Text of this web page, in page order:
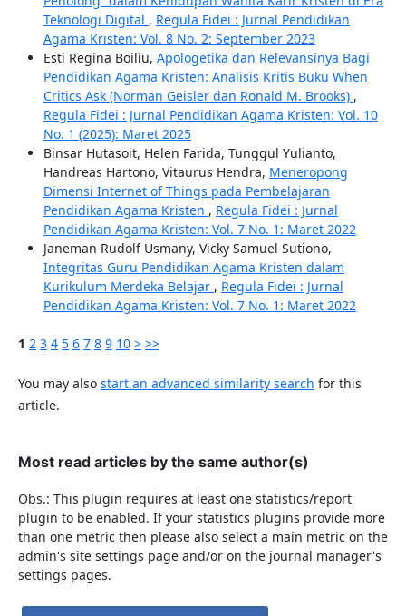
Teknologi Digital , Regula Fidei : Jurnal Pendidikan
Agama Kristen: Vol. 8 No. 2: September 2023
Esti Regina Boiliu, Apologetika dan Relevansinya Bagi
Pendidikan Agama Kristen: Analisis Kritis Buku When
Critics Ask (Norman Geisler dan Ronald M. Brooks) ,
Regula Fidei : Jurnal Pendidikan Agama Kristen: Vol. 10
No. 1 (2025): Maret 2025
Binsar Hutasoit, Helen Farida, Tunggul Yulianto,
Handreas Hartono, Vitaurus Hendra, Meneropong
Dimensi Internet of Things pada Pembelajaran
Pendidikan Agama Kristen , Regula Fidei : Jurnal
Pendidikan Agama Kristen: Vol. 7 No. 1: Maret 2022
Janeman Rudolf Usmany, Vicky Samuel Sutiono,
Integritas Guru Pendidikan Agama Kristen dalam
Kurikulum Merdeka Belajar , Regula Fidei : Jurnal
Pendidikan Agama Kristen: Vol. 7 No. 1: Maret 2022
1 2 3 4 5 6 7 8 9 10 > >>
You may also start an advanced similarity search for this
article.
Most read articles by the same author(s)
Obs.: This plugin requires at least one statistics/report
plugin to be enabled. If your statistics plugins provide more
than one metric then please also select a main metric on the
admin's site settings page and/or on the journal manager's
settings pages.